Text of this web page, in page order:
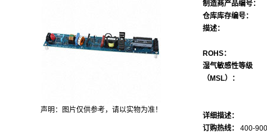
声明：图片仅供参考，请以实物为准！
制造商产品编号：
仓库库存编号：
描述：
ROHS：
湿气敏感性等级
（MSL）：
详细描述：
订购热线：
400-